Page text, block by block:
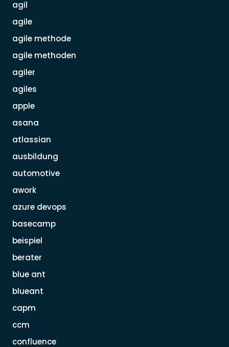
agil
agile
agile methode
agile methoden
agiler
agiles
apple
asana
atlassian
ausbildung
automotive
awork
azure devops
basecamp
beispiel
berater
blue ant
blueant
capm
ccm
confluence